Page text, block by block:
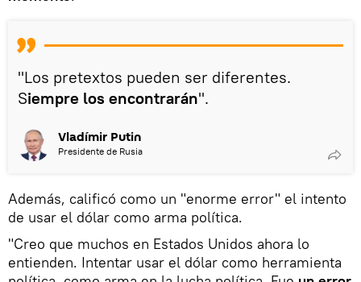
"Los pretextos pueden ser diferentes.
Siempre los encontrarán".
Vladímir Putin
Presidente de Rusia
Además, calificó como un "enorme error" el intento
de usar el dólar como arma política.
"Creo que muchos en Estados Unidos ahora lo
entienden. Intentar usar el dólar como herramienta